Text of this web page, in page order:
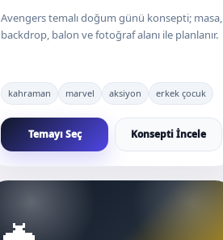
Avengers temalı doğum günü konsepti; masa,
backdrop, balon ve fotoğraf alanı ile planlanır.
kahraman marvel aksiyon erkek çocuk
Temayı Seç Konsepti İncele